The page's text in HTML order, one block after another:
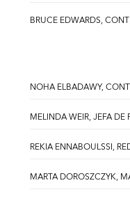
BRUCE EDWARDS,
NOHA ELBADAWY,
MELINDA WEIR, JEFA
REKIA ENNABOULSSI,
MARTA DOROSZCZYK,